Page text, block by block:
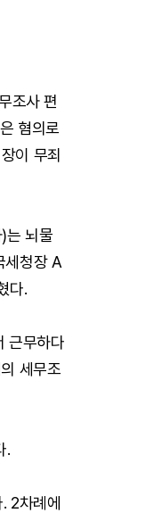
조사 편
혐의로
이 무죄
는 뇌물
세청장 A
다.
근무하다
세무조
.
2차례에